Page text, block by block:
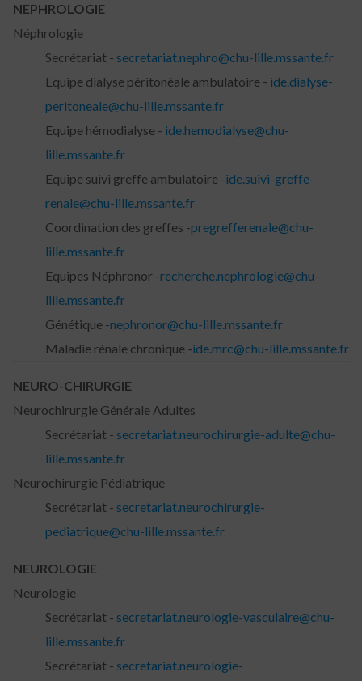
NEPHROLOGIE
Néphrologie
Secrétariat - secretariat.nephro@chu-lille.mssante.fr
Equipe dialyse péritonéale ambulatoire - ide.dialyse-
peritoneale@chu-lille.mssante.fr
Equipe hémodialyse - ide.hemodialyse@chu-
lille.mssante.fr
Equipe suivi greffe ambulatoire -ide.suivi-greffe-
renale@chu-lille.mssante.fr
Coordination des greffes -pregrefferenale@chu-
lille.mssante.fr
Equipes Néphronor -recherche.nephrologie@chu-
lille.mssante.fr
Génétique -nephronor@chu-lille.mssante.fr
Maladie rénale chronique -ide.mrc@chu-lille.mssante.fr
NEURO-CHIRURGIE
Neurochirurgie Générale Adultes
Secrétariat - secretariat.neurochirurgie-adulte@chu-
lille.mssante.fr
Neurochirurgie Pédiatrique
Secrétariat - secretariat.neurochirurgie-
pediatrique@chu-lille.mssante.fr
NEUROLOGIE
Neurologie
Secrétariat - secretariat.neurologie-vasculaire@chu-
lille.mssante.fr
Secrétariat - secretariat.neurologie-